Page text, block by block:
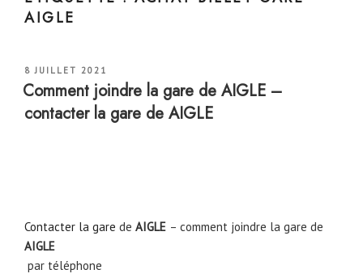
AIGLE
PUBLIÉ
LE
8 JUILLET 2021
Comment joindre la gare de AIGLE –
contacter la gare de AIGLE
Contacter la gare de AIGLE – comment joindre la gare de
AIGLE
par téléphone